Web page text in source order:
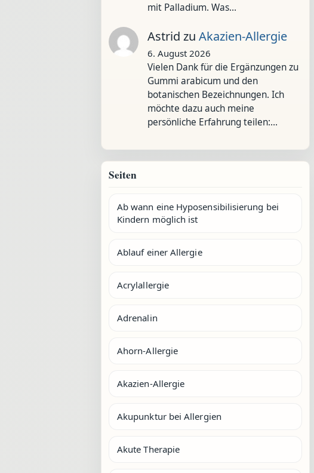
mit Palladium. Was…
Astrid zu Akazien-Allergie
6. August 2026
Vielen Dank für die Ergänzungen zu
Gummi arabicum und den
botanischen Bezeichnungen. Ich
möchte dazu auch meine
persönliche Erfahrung teilen:…
Seiten
Ab wann eine Hyposensibilisierung bei
Kindern möglich ist
Ablauf einer Allergie
Acrylallergie
Adrenalin
Ahorn-Allergie
Akazien-Allergie
Akupunktur bei Allergien
Akute Therapie